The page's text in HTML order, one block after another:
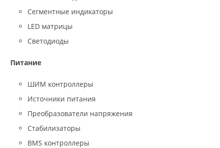
Сегментные индикаторы
LED матрицы
Светодиоды
Питание
ШИМ контроллеры
Источники питания
Преобразователи напряжения
Стабилизаторы
BMS контроллеры